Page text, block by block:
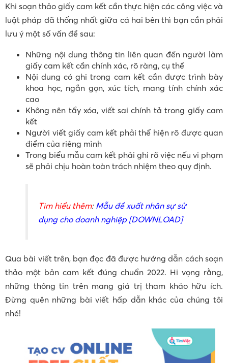
Khi soạn thảo giấy cam kết cần thực hiện các công việc và
luật pháp đã thống nhất giữa cả hai bên thì bạn cần phải
lưu ý một số vấn đề sau:
Những nội dung thông tin liên quan đến người làm
giấy cam kết cần chính xác, rõ ràng, cụ thể
Nội dung có ghi trong cam kết cần được trình bày
khoa học, ngắn gọn, xúc tích, mang tính chính xác
cao
Không nên tẩy xóa, viết sai chính tả trong giấy cam
kết
Người viết giấy cam kết phải thể hiện rõ được quan
điểm của riêng mình
Trong biểu mẫu cam kết phải ghi rõ việc nếu vi phạm
sẽ phải chịu hoàn toàn trách nhiệm theo quy định.
Tìm hiểu thêm: Mẫu đề xuất nhân sự sử
dụng cho doanh nghiệp [DOWNLOAD]
Qua bài viết trên, bạn đọc đã được hướng dẫn cách soạn
thảo một bản cam kết đúng chuẩn 2022. Hi vọng rằng,
những thông tin trên mang giá trị tham khảo hữu ích.
Đừng quên những bài viết hấp dẫn khác của chúng tôi
nhé!